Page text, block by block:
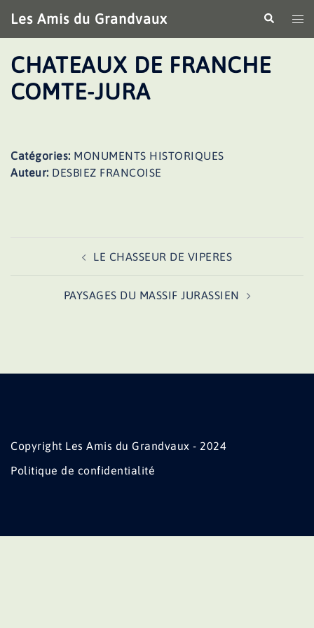
au
contenu
Les Amis du Grandvaux
le
CHATEAUX DE FRANCHE
COMTE-JURA
Catégories: MONUMENTS HISTORIQUES
Auteur: DESBIEZ FRANCOISE
LE CHASSEUR DE VIPERES
PAYSAGES DU MASSIF JURASSIEN
Copyright Les Amis du Grandvaux - 2024
Politique de confidentialité